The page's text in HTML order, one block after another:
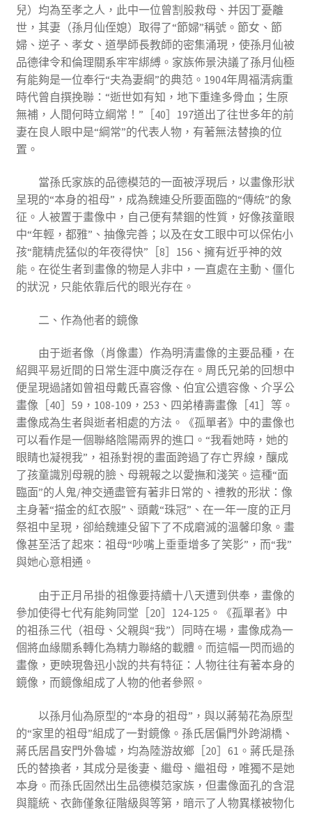
兒）均為至孝之人，此中一位曾割股救母、并因丁憂離
世，其妻（孫月仙侄媳）取得了“節婦”稱號。節女、節
婦、逆子、孝女、道學師長教師的密集涌現，使孫月仙被
品德律令和倫理關系牢牢綁縛。家族佈景決議了孫月仙極
有能夠是一位奉行“夫為妻綱”的典范。1904年周福清病重
時代曾自撰挽聯：“逝世如有知，地下重逢多骨血；生原
無補，人間何時立綱常！”［40］197道出了往世多年的前
妻在良人眼中是“綱常”的代表人物，有著無法替換的位
置。
當孫氏家族的品德模范的一面被浮現后，以畫像形狀
呈現的“本身的祖母”，成為魏連殳所要面臨的“傳統”的象
征。人被置于畫像中，自己便有禁錮的性質，好像孩童眼
中“年輕，都雅”、抽像完善；以及在女工眼中可以保佑小
孩“龍精虎猛似的年夜得快”［8］156、擁有近乎神的效
能。在從生者到畫像的物是人非中，一直處在主動、僵化
的狀況，只能依靠后代的眼光存在。
二、作為他者的鏡像
由于逝者像（肖像畫）作為明清畫像的主要品種，在
紹興平易近間的日常生涯中廣泛存在。周氏兄弟的回想中
便呈現過諸如曾祖母戴氏喜容像、伯宜公遺容像、介孚公
畫像［40］59，108-109，253、四弟椿壽畫像［41］等。
畫像成為生者與逝者相處的方法。《孤單者》中的畫像也
可以看作是一個聯絡陰陽兩界的進口。“我看她時，她的
眼睛也凝視我”，祖孫對視的畫面跨過了存亡界線，釀成
了孩童識別母親的臉、母親報之以愛撫和淺笑。這種“面
臨面”的人鬼/神交通盡管有著非日常的、禮教的形狀：像
主身著“描金的紅衣服”、頭戴“珠冠”、在一年一度的正月
祭祖中呈現，卻給魏連殳留下了不成磨滅的溫馨印象。畫
像甚至活了起來：祖母“吵嘴上垂垂增多了笑影”，而“我”
與她心意相通。
由于正月吊掛的祖像要持續十八天遭到供奉，畫像的
參加使得七代有能夠同堂［20］124-125。《孤單者》中
的祖孫三代（祖母、父親與“我”）同時在場，畫像成為一
個將血緣關系轉化為精力聯絡的載體。而這幅一閃而過的
畫像，更映現魯迅小說的共有特征：人物往往有著本身的
鏡像，而鏡像組成了人物的他者參照。
以孫月仙為原型的“本身的祖母”，與以蔣菊花為原型
的“家里的祖母”組成了一對鏡像。孫氏居偏門外跨湖橋、
蔣氏居昌安門外魯墟，均為陸游故鄉［20］61。蔣氏是孫
氏的替換者，其成分是後妻、繼母、繼祖母，唯獨不是她
本身。而孫氏固然出生品德模范家族，但畫像面孔的含混
與籠統、衣飾僅象征階級與等第，暗示了人物異樣被物化